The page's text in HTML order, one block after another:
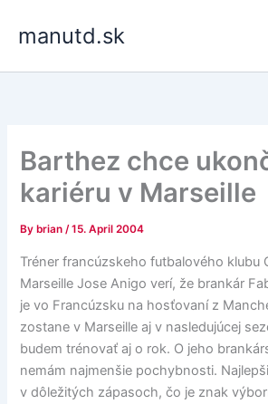
manutd.sk
Barthez chce
kariéru v Marseille
By brian/15. April 2004
Tréner francúzskeho futbalového klubu
Marseille Jose Anigo verí, že brankár
je vo Francúzsku na hosťovaní z
zostane v Marseille aj v nasledujúcej
budem trénovať aj o rok. O jeho
nemám najmenšie pochybnosti.
v dôležitých zápasoch, čo je znak